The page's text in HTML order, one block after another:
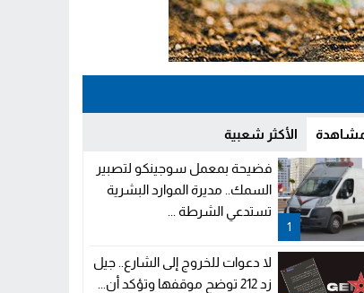
مشاهدة الأكثر شعبية
1
فضيحة بمعمل سوجينكو لتصبير
السمك.. مديرة الموارد البشرية
تستدعي الشرطة ...
لا دعوات للخروج إلى الشارع.. جيل
زد 212 توضح موقفها وتؤكد أن...